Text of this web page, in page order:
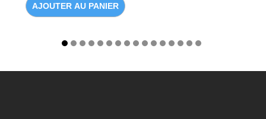
AJOUTER AU PANIER